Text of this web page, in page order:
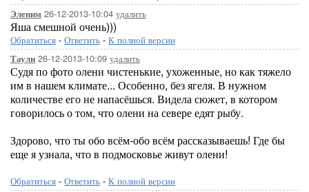
Эленим 26-12-2013-10:04 удалить
Яша смешной очень)))
Обратиться - Ответить - К полной версии
Таули 26-12-2013-10:09 удалить
Судя по фото олени чистенькие, ухоженные, но как тяжело
им в нашем климате... Особенно, без ягеля. В нужном
количестве его не напасёшься. Видела сюжет, в котором
говорилось о том, что олени на севере едят рыбу.
Здорово, что ты обо всём-обо всём рассказываешь! Где бы
еще я узнала, что в подмосковье живут олени!
Обратиться - Ответить - К полной версии